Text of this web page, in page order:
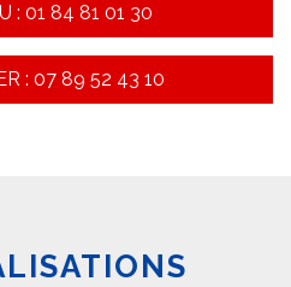
: 01 84 81 01 30
: 07 89 52 43 10